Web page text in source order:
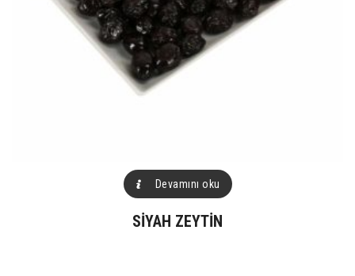
Devamını oku
SIYAH ZEYTIN